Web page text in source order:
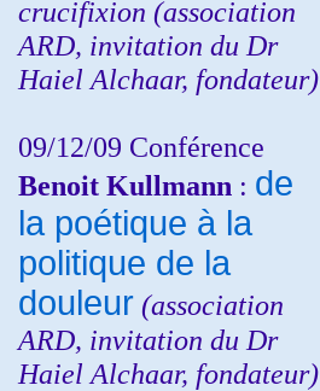
crucifixion (association
ARD, invitation du Dr
Haiel Alchaar, fondateur)
09/12/09 Conférence
Benoit Kullmann : de
la poétique à la
politique de la
douleur (association
ARD, invitation du Dr
Haiel Alchaar, fondateur)